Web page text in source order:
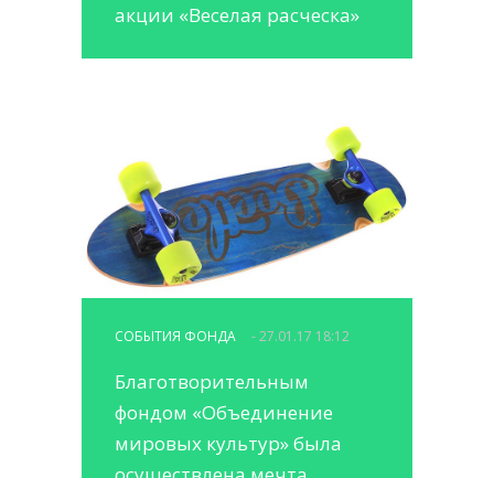
акции «Веселая расческа»
СОБЫТИЯ ФОНДА - 27.01.17 18:12
Благотворительным
фондом «Объединение
мировых культур» была